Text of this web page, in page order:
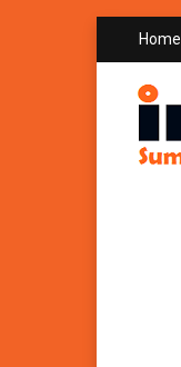
Home